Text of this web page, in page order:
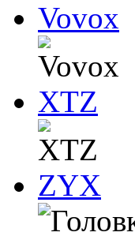
Vovox
XTZ
ZYX